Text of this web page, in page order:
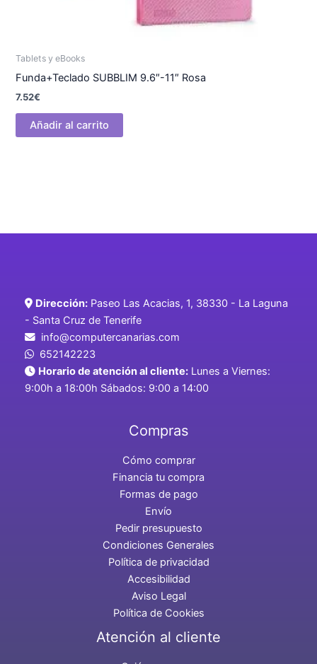
Tablets y eBooks
Funda+Teclado SUBBLIM 9.6″-11″ Rosa
7.52€
Añadir al carrito
Dirección: Paseo Las Acacias, 1, 38330 - La Laguna
- Santa Cruz de Tenerife
info@computercanarias.com
652142223
Horario de atención al cliente: Lunes a Viernes:
9:00h a 18:00h Sábados: 9:00 a 14:00
Compras
Cómo comprar
Financia tu compra
Formas de pago
Envío
Pedir presupuesto
Condiciones Generales
Política de privacidad
Accesibilidad
Aviso Legal
Política de Cookies
Atención al cliente